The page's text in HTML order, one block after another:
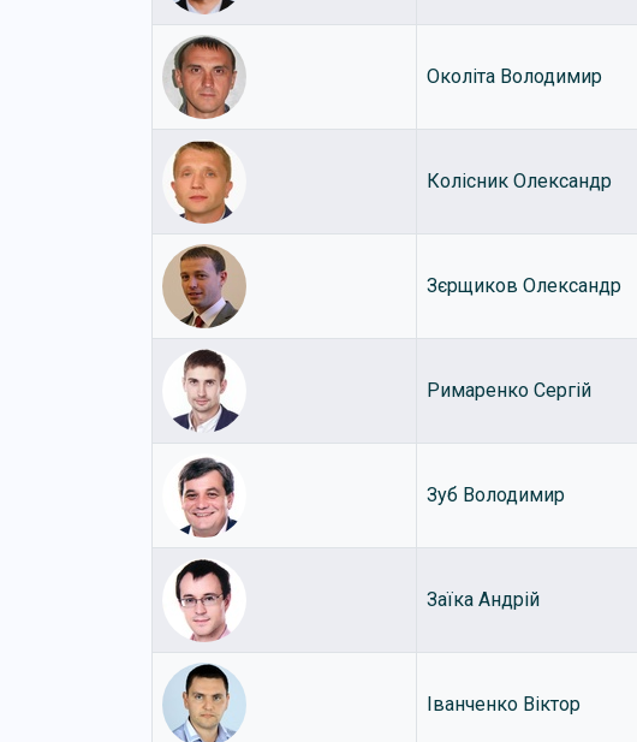
Околіта Володимир
Колісник Олександр
Зєрщиков Олександр
Римаренко Сергій
Зуб Володимир
Заїка Андрій
Іванченко Віктор